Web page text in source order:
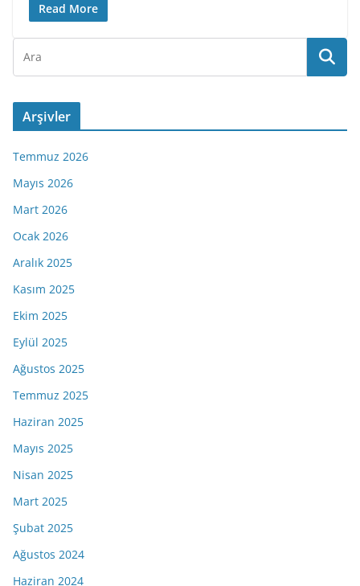
Read More
Arşivler
Temmuz 2026
Mayıs 2026
Mart 2026
Ocak 2026
Aralık 2025
Kasım 2025
Ekim 2025
Eylül 2025
Ağustos 2025
Temmuz 2025
Haziran 2025
Mayıs 2025
Nisan 2025
Mart 2025
Şubat 2025
Ağustos 2024
Haziran 2024